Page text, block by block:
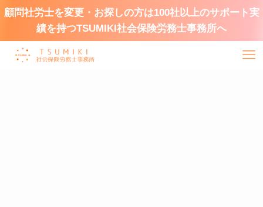
顧問社労士を変更・お探しの方は100社以上のサポート実
績を持つTSUMIKI社会保険労務士事務所へ